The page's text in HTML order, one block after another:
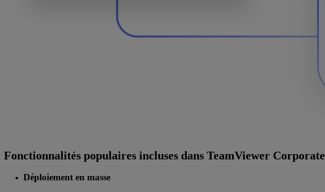
Fonctionnalités populaires incluses dans TeamViewer Corporate
Déploiement en masse